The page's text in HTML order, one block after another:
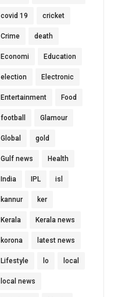
covid 19 cricket
Crime death
Economi Education
election Electronic
Entertainment Food
football Glamour
Global gold
Gulf news Health
India IPL isl
kannur ker
Kerala Kerala news
korona latest news
Lifestyle lo local
local news